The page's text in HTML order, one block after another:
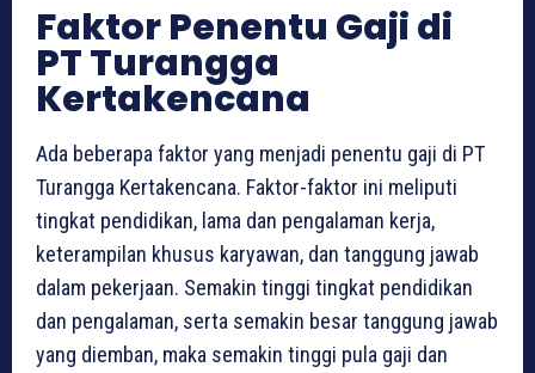
Faktor Penentu Gaji di
PT Turangga
Kertakencana
Ada beberapa faktor yang menjadi penentu gaji di PT
Turangga Kertakencana. Faktor-faktor ini meliputi
tingkat pendidikan, lama dan pengalaman kerja,
keterampilan khusus karyawan, dan tanggung jawab
dalam pekerjaan. Semakin tinggi tingkat pendidikan
dan pengalaman, serta semakin besar tanggung jawab
yang diemban, maka semakin tinggi pula gaji dan